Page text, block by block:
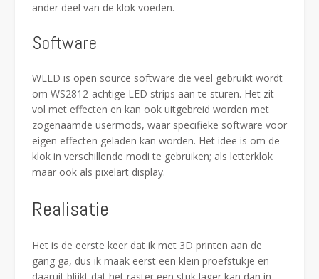
ander deel van de klok voeden.
Software
WLED is open source software die veel gebruikt wordt
om WS2812-achtige LED strips aan te sturen. Het zit
vol met effecten en kan ook uitgebreid worden met
zogenaamde usermods, waar specifieke software voor
eigen effecten geladen kan worden. Het idee is om de
klok in verschillende modi te gebruiken; als letterklok
maar ook als pixelart display.
Realisatie
Het is de eerste keer dat ik met 3D printen aan de
gang ga, dus ik maak eerst een klein proefstukje en
daaruit blijkt dat het raster een stuk lager kan dan in